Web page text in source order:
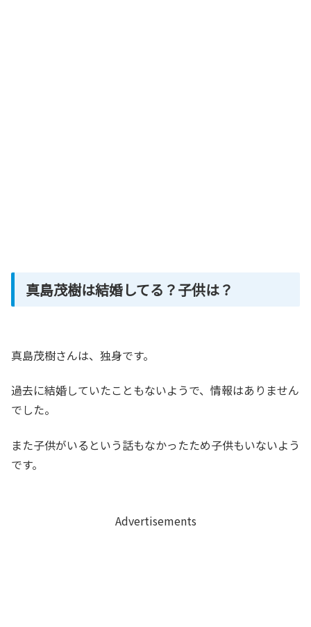
真島茂樹は結婚してる？子供は？
真島茂樹さんは、独身です。
過去に結婚していたこともないようで、情報はありません
でした。
また子供がいるという話もなかったため子供もいないよう
です。
Advertisements